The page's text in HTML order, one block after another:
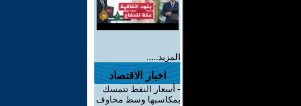
المزيد.....
اخبار الاقتصاد
- أسعار النفط تتمسك
بمكاسبها وسط مخاوف